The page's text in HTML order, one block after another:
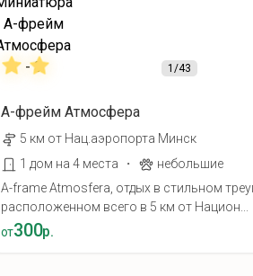
1/43
А-фрейм Атмосфера
5 км от Нац.аэропорта Минск
1 дом на 4 места
·
небольшие
A-frame Atmosfera, отдых в стильном
расположенном всего в 5 км от Национ...
от300р.